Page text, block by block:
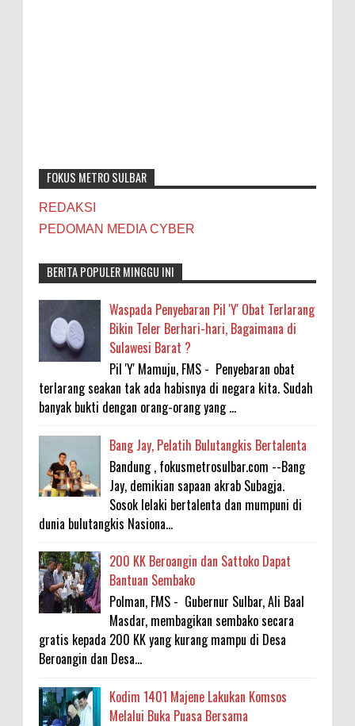
FOKUS METRO SULBAR
REDAKSI
PEDOMAN MEDIA CYBER
BERITA POPULER MINGGU INI
Waspada Penyebaran Pil 'Y' Obat Terlarang
Bikin Teler Berhari-hari, Bagaimana di
Sulawesi Barat ?
Pil 'Y' Mamuju, FMS - Penyebaran obat
terlarang seakan tak ada habisnya di negara kita. Sudah
banyak bukti dengan orang-orang yang ...
Bang Jay, Pelatih Bulutangkis Bertalenta
Bandung , fokusmetrosulbar.com --Bang
Jay, demikian sapaan akrab Subagja.
Sosok lelaki bertalenta dan mumpuni di
dunia bulutangkis Nasiona...
200 KK Beroangin dan Sattoko Dapat
Bantuan Sembako
Polman, FMS - Gubernur Sulbar, Ali Baal
Masdar, membagikan sembako secara
gratis kepada 200 KK yang kurang mampu di Desa
Beroangin dan Desa...
Kodim 1401 Majene Lakukan Komsos
Melalui Buka Puasa Bersama